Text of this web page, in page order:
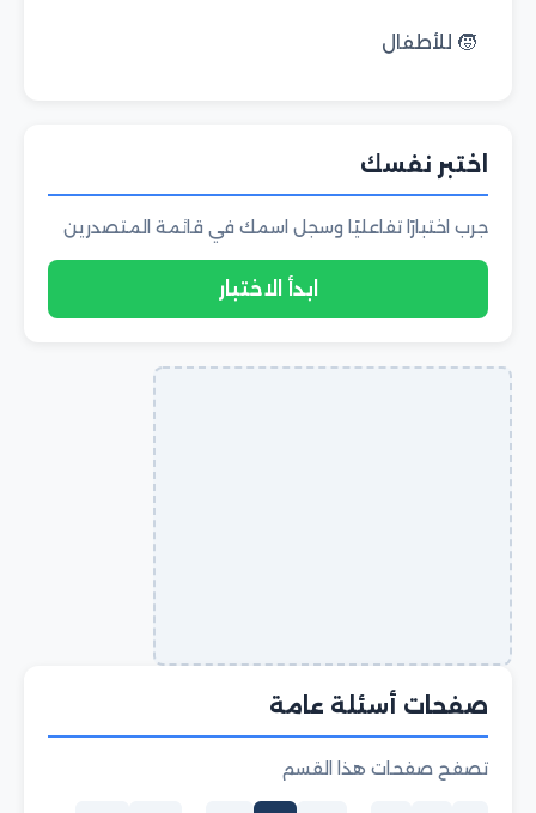
🧒 للأطفال
اختبر نفسك
جرب اختبارًا تفاعليًا وسجل اسمك في قائمة المتصدرين
ابدأ الاختبار
صفحات أسئلة عامة
تصفح صفحات هذا القسم